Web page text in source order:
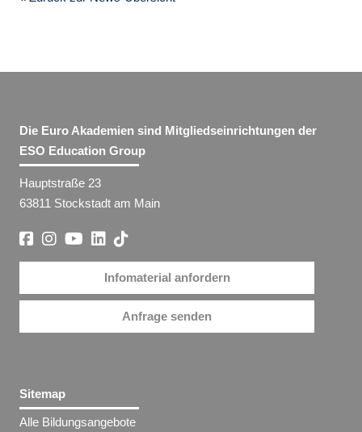
Die Euro Akademien sind Mitgliedseinrichtungen der
ESO Education Group
Hauptstraße 23
63811 Stockstadt am Main
Infomaterial anfordern
Anfrage senden
Sitemap
Alle Bildungsangebote